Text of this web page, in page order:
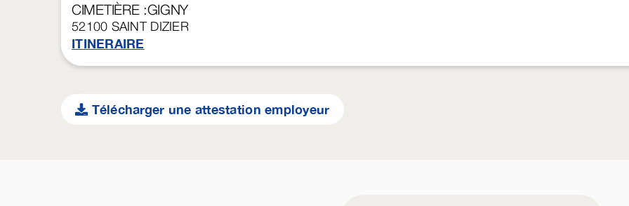
CIMETIÈRE :GIGNY
52100 SAINT DIZIER
ITINERAIRE
Télécharger une attestation employeur